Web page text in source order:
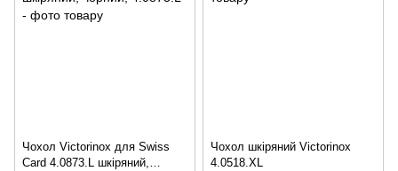
Чохол Victorinox для Swiss
Card 4.0873.L шкіряний,
Чохол шкіряний Victorinox
4.0518.XL